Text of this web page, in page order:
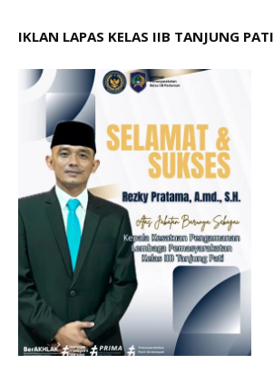
IKLAN LAPAS KELAS IIB TANJUNG PATI